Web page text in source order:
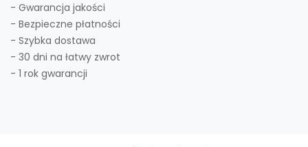
- Gwarancja jakości
- Bezpieczne płatności
- Szybka dostawa
- 30 dni na łatwy zwrot
- 1 rok gwarancji